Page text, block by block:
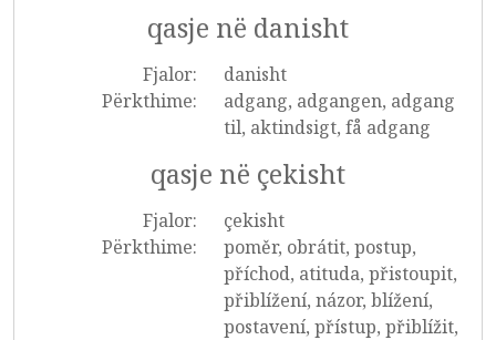
qasje në danisht
Fjalor:
danisht
Përkthime:
adgang, adgangen, adgang
til, aktindsigt, få adgang
qasje në çekisht
Fjalor:
çekisht
Përkthime:
poměr, obrátit, postup,
příchod, atituda, přistoupit,
přiblížení, názor, blížení,
postavení, přístup, přiblížit,